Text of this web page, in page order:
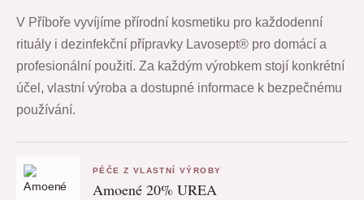
V Příboře vyvíjíme přírodní kosmetiku pro každodenní
rituály i dezinfekční přípravky Lavosept® pro domácí a
profesionální použití. Za každým výrobkem stojí konkrétní
účel, vlastní výroba a dostupné informace k bezpečnému
používání.
PÉČE Z VLASTNÍ VÝROBY
Amoené 20% UREA